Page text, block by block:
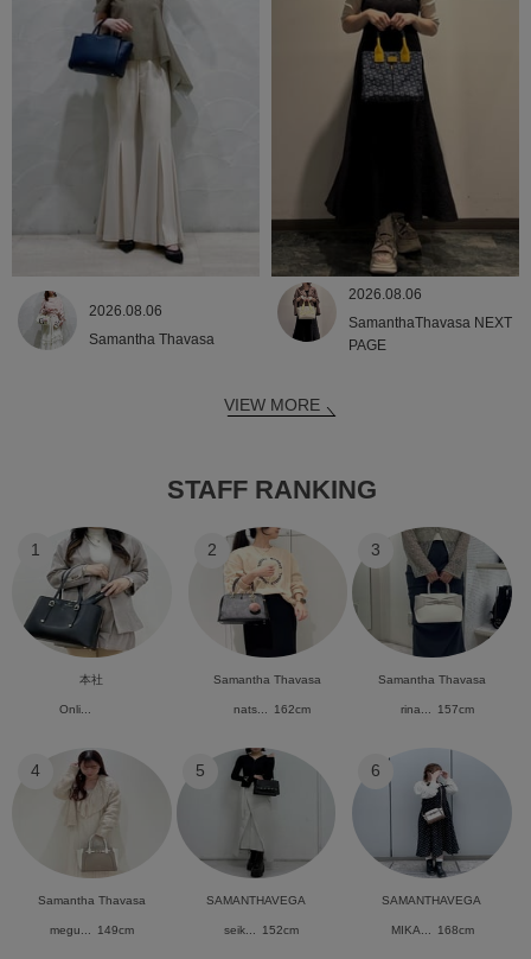
2026.08.06
Samantha Thavasa
2026.08.06
SamanthaThavasa NEXT
PAGE
VIEW MORE
STAFF RANKING
1
本社
Onli...
2
Samantha Thavasa
nats... 162cm
3
Samantha Thavasa
rina... 157cm
4
Samantha Thavasa
megu... 149cm
5
SAMANTHAVEGA
seik... 152cm
6
SAMANTHAVEGA
MIKA... 168cm